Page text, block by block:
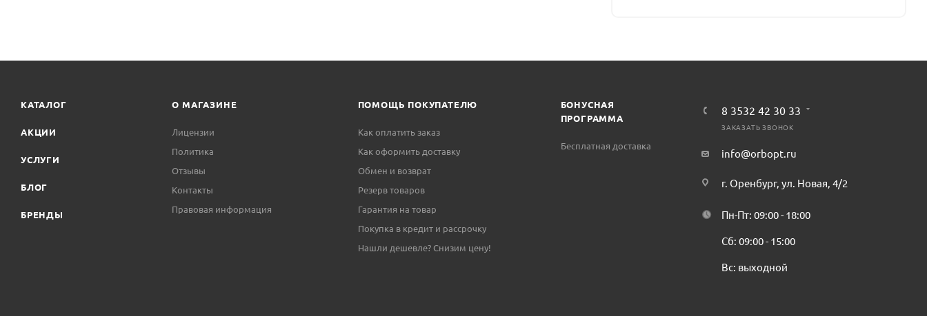
КАТАЛОГ
АКЦИИ
УСЛУГИ
БЛОГ
БРЕНДЫ
О МАГАЗИНЕ
Лицензии
Политика
Отзывы
Контакты
Правовая информация
ПОМОЩЬ ПОКУПАТЕЛЮ
Как оплатить заказ
Как оформить доставку
Обмен и возврат
Резерв товаров
Гарантия на товар
Покупка в кредит и рассрочку
Нашли дешевле? Снизим цену!
БОНУСНАЯ
ПРОГРАММА
Бесплатная доставка
8 3532 42 30 33
ЗАКАЗАТЬ ЗВОНОК
info@orbopt.ru
г. Оренбург, ул. Новая, 4/2
Пн-Пт: 09:00 - 18:00
Сб: 09:00 - 15:00
Вс: выходной